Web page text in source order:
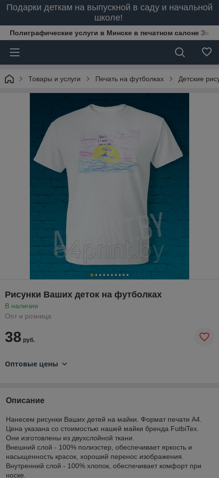
Подарки деткам на выпускной в саду и начальной
школе!
Полиграфические услуги в Минске в печатном салоне
Товары и услуги Печать на футболках Детские
Рисунки Ваших деток на футболках
В наличии
Опт и розница
38 руб.
Оптовые цены
Описание
Нанесем рисунки Ваших детей на майки. Формат печати А4.
Цена указана со стоимостью нашей майки бренда FutbiTex.
Они изготовлены из двухслойной ткани.
Внешний слой - 100% полиэстер, обеспечивает яркость и
насыщенность красок, хороший перенос изображения.
Внутренний слой - 100% хлопок, обеспечивает комфорт при
носке.